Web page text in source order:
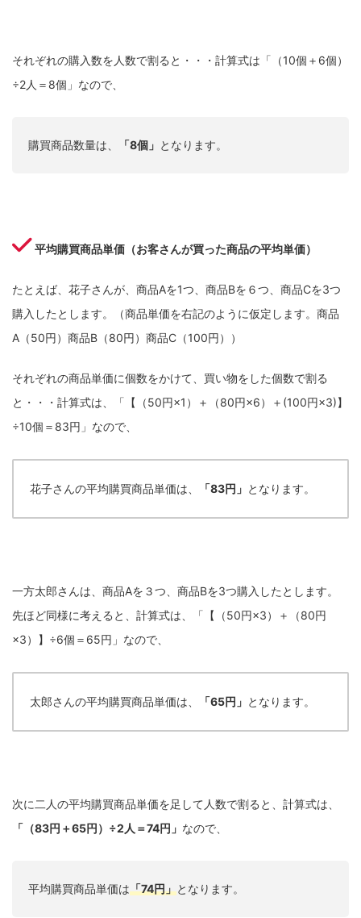
それぞれの購入数を人数で割ると・・・計算式は「（10個＋6個）
÷2人＝8個」なので、
購買商品数量は、 「8個」 となります。
平均購買商品単価（お客さんが買った商品の平均単価）
たとえば、花子さんが、商品Aを1つ、商品Bを６つ、商品Cを3つ
購入したとします。（商品単価を右記のように仮定します。商品
A（50円）商品B（80円）商品C（100円））
それぞれの商品単価に個数をかけて、買い物をした個数で割る
と・・・計算式は、「【（50円×1）＋（80円×6）＋(100円×3)】
÷10個＝83円」なので、
花子さんの平均購買商品単価は、 「83円」 となります。
一方太郎さんは、商品Aを３つ、商品Bを3つ購入したとします。
先ほど同様に考えると、計算式は、「【（50円×3）＋（80円
×3）】÷6個＝65円」なので、
太郎さんの平均購買商品単価は、 「65円」 となります。
次に二人の平均購買商品単価を足して人数で割ると、計算式は、
「（83円＋65円）÷2人＝74円」 なので、
平均購買商品単価は「74円」となります。